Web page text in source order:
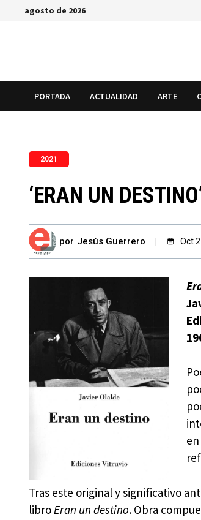
Saltaragosto de 2026
PORTADA ACTUALIDAD ARTE
2021
‘ERAN UN
por Jesús Guerrero Oct
Tras este original y significativo
libroEran un destino. Obra